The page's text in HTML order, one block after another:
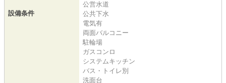
設備条件
公営水道
公共下水
電気有
両面バルコニー
駐輪場
ガスコンロ
システムキッチン
バス・トイレ別
洗面台